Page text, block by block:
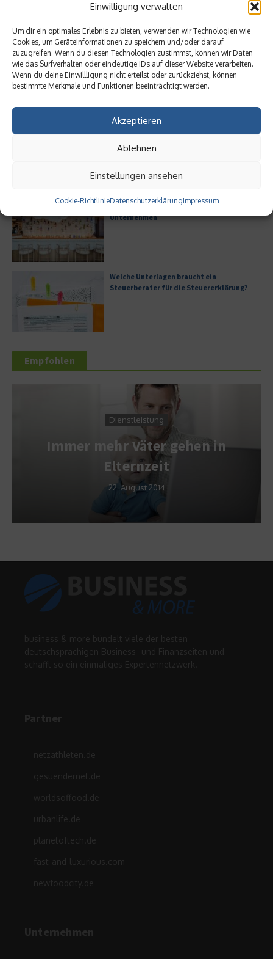
Einwilligung verwalten
Um dir ein optimales Erlebnis zu bieten, verwenden wir Technologien wie
Cookies, um Geräteinformationen zu speichern und/oder darauf
zuzugreifen. Wenn du diesen Technologien zustimmst, können wir Daten
wie das Surfverhalten oder eindeutige IDs auf dieser Website verarbeiten.
Wenn du deine Einwillligung nicht erteilst oder zurückziehst, können
bestimmte Merkmale und Funktionen beeinträchtigt werden.
Akzeptieren
Ablehnen
Einstellungen ansehen
Cookie-RichtlinieDatenschutzerklärungImpressum
Geschäftskontos für kleine Unternehmen
Hilton Worldwide: Eine Ikone der globalen
Hotellerie im Wandel der Zeit
Digitalisierung als Wettbewerbsvorteil
Digitale Transformation in kleinen
Unternehmen
Welche Unterlagen braucht ein
Steuerberater für die Steuererklärung?
Empfohlen
Dienstleistung
Immer mehr Väter gehen in
Elternzeit
22. August 2014
business & more bündelt viele der besten
deutschsprachigen Business -und Finanzseiten und
schafft so ein einmaliges Expertennetzwerk.
Partner
netzathleten.de
gesuendernet.de
worldsoffood.de
urbanlife.de
planetoftech.de
fast-and-luxurious.com
newfoodcity.de
Unternehmen